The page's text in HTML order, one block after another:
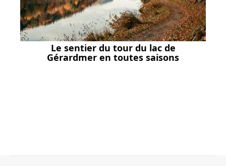
Le sentier du tour du lac de
Gérardmer en toutes saisons